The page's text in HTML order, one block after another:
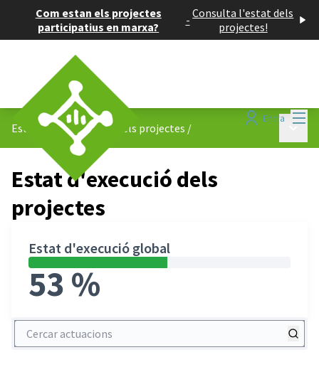
Com estan els projectes
participatius en marxa?
- Consulta l'estat dels
projectes!
Entra
Estat d&#39;execució dels projectes /
Estat d'execució dels
projectes
Estat d'execució global
53 %
Cercar actuacions